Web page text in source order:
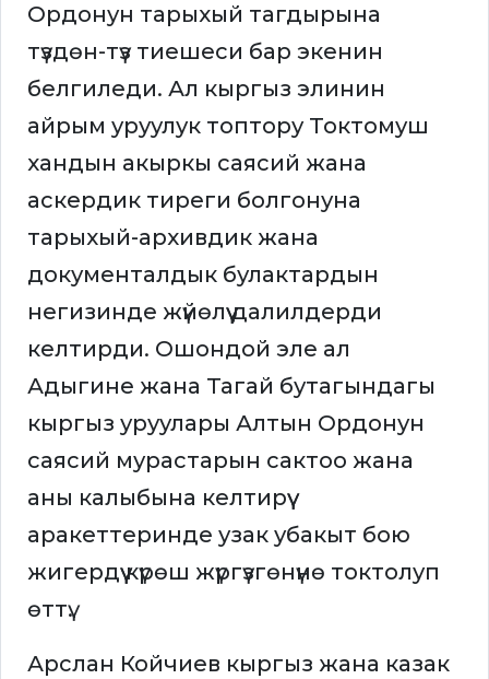
Ордонун тарыхый тагдырына
түздөн-түз тиешеси бар экенин
белгиледи. Ал кыргыз элинин
айрым уруулук топтору Токтомуш
хандын акыркы саясий жана
аскердик тиреги болгонуна
тарыхый-архивдик жана
документалдык булактардын
негизинде жүйөлүү далилдерди
келтирди. Ошондой эле ал
Адыгине жана Тагай бутагындагы
кыргыз уруулары Алтын Ордонун
саясий мурастарын сактоо жана
аны калыбына келтирүү
аракеттеринде узак убакыт бою
жигердүү күрөш жүргүзгөнүнө токтолуп
өттү.
Арслан Койчиев кыргыз жана казак